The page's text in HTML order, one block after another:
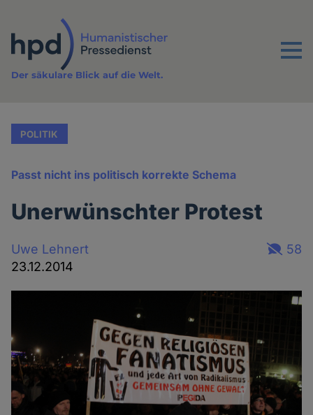
Inhalt
Menu
Der säkulare Blick auf die Welt.
POLITIK
Passt nicht ins politisch korrekte Schema
Unerwünschter Protest
Uwe Lehnert
23.12.2014
58